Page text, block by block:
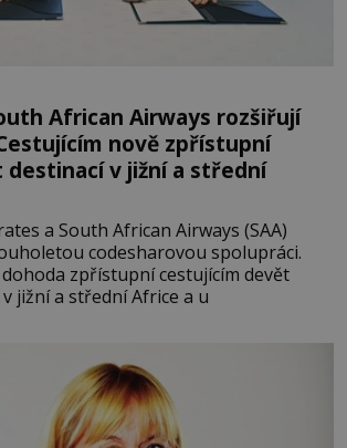
African Airways rozšiřují
nově zpřístupní
destinací v jižní a střední
a South African Airways (SAA)
codesharovou spolupráci.
zpřístupní cestujícím devět
jižní a střední Africe a u